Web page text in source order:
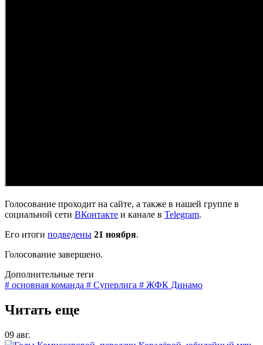
Голосование проходит на сайте, а также в нашей группе в
социальной сети ВКонтакте и канале в Telegram.
Его итоги подведены 21 ноября.
Голосование завершено.
Дополнительные теги
# основная команда # Суперлига # ЖФК Динамо
Читать еще
09 авг.